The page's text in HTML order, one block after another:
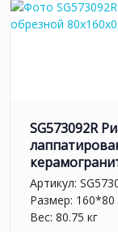
SG573092R
Артикул:
Размер: 160*80
Вес: 80.75 кг